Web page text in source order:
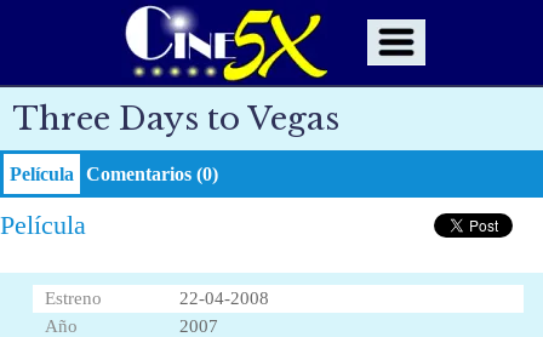
Three Days to Vegas
Película Comentarios (0)
Película
Estreno
22-04-2008
Año
2007